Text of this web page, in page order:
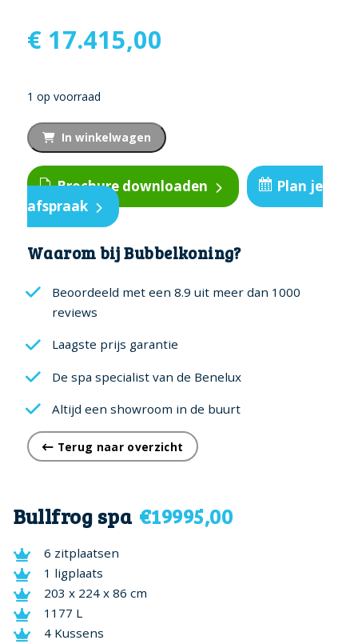
€ 17.415,00
1 op voorraad
Bullfrog
Spa
A6L
Luxury
aantal
In winkelwagen
Brochure downloaden
Plan je
afspraak
Waarom bij Bubbelkoning?
Beoordeeld met een 8.9 uit meer dan 1000
reviews
Laagste prijs garantie
De spa specialist van de Benelux
Altijd een showroom in de buurt
Terug naar overzicht
Bullfrog spa €19995,00
6 zitplaatsen
1 ligplaats
203 x 224 x 86 cm
1177 L
4 Kussens